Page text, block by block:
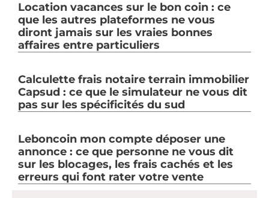
Location vacances sur le bon coin : ce
que les autres plateformes ne vous
diront jamais sur les vraies bonnes
affaires entre particuliers
Calculette frais notaire terrain immobilier
Capsud : ce que le simulateur ne vous dit
pas sur les spécificités du sud
Leboncoin mon compte déposer une
annonce : ce que personne ne vous dit
sur les blocages, les frais cachés et les
erreurs qui font rater votre vente